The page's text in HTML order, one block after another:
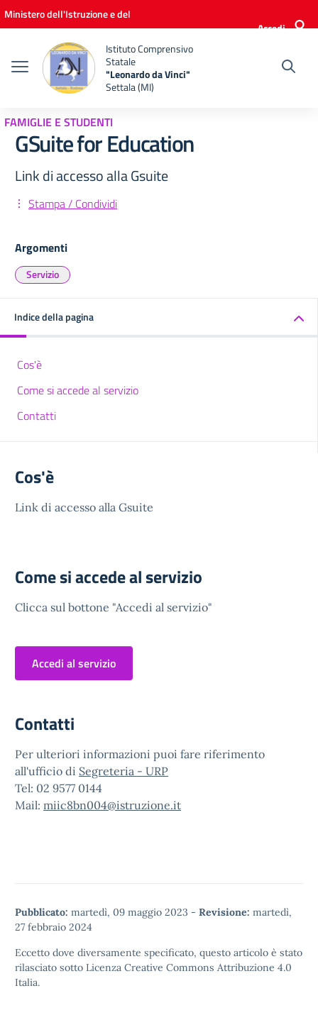
Vai ai contenuti
Vai al menu di navigazione
Vai al footer
Ministero dell'Istruzione e del
Accedi
Istituto Comprensivo
Statale
"Leonardo da Vinci"
Settala (MI)
FAMIGLIE E STUDENTI
GSuite for Education
Link di accesso alla Gsuite
Stampa / Condividi
Argomenti
Servizio
Indice della pagina
Cos'è
Come si accede al servizio
Contatti
Cos'è
Link di accesso alla Gsuite
Come si accede al servizio
Clicca sul bottone "Accedi al servizio"
Accedi al servizio
Contatti
Per ulteriori informazioni puoi fare riferimento
all'ufficio di Segreteria - URP
Tel: 02 9577 0144
Mail: miic8bn004@istruzione.it
Pubblicato: martedì, 09 maggio 2023 - Revisione: martedì,
27 febbraio 2024
Eccetto dove diversamente specificato, questo articolo è stato
rilasciato sotto Licenza Creative Commons Attribuzione 4.0
Italia.